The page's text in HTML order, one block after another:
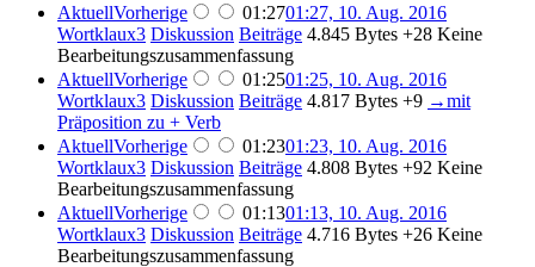
AktuellVorherige 01:2701:27, 10. Aug. 2016
Wortklaux3 Diskussion Beiträge 4.845 Bytes +28 Keine
Bearbeitungszusammenfassung
AktuellVorherige 01:2501:25, 10. Aug. 2016
Wortklaux3 Diskussion Beiträge 4.817 Bytes +9 →mit
Präposition zu + Verb
AktuellVorherige 01:2301:23, 10. Aug. 2016
Wortklaux3 Diskussion Beiträge 4.808 Bytes +92 Keine
Bearbeitungszusammenfassung
AktuellVorherige 01:1301:13, 10. Aug. 2016
Wortklaux3 Diskussion Beiträge 4.716 Bytes +26 Keine
Bearbeitungszusammenfassung